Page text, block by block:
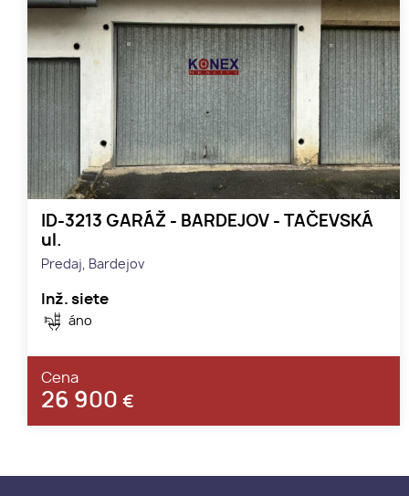
ID-3213 GARÁŽ - BARDEJOV - TAČEVSKÁ
ul.
Predaj, Bardejov
Inž. siete
áno
Cena
26 900 €